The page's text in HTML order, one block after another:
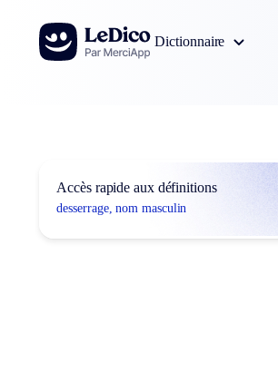
Aller au contenu
Dictionnaire
Accès rapide aux définitions
desserrage, nom masculin